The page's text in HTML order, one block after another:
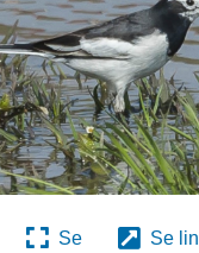
Se Se